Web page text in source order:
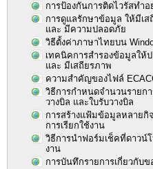
การป้องกันการติดไวรัสทำอ
การดูแลรักษาข้อมูล ให้มีเส
และ มีความปลอดภัย
วิธีตั้งค่าภาษาไทยบน
เทคนิคการสำรองข้อมูลให้
และ มีเสถียรภาพ
ความสำคัญของไฟล์
วิธีการกำหนดจำนวนรายก
วางบิล และใบรับวางบิล
การสร้างแฟ้มข้อมูลหลายกิ
การเรียกใช้งาน
วิธีการนำฟอร์มเช็คที่ดาวน์
งาน
การบันทึกรายการเกี่ยวกับข